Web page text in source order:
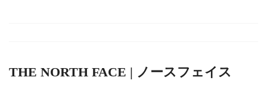
THE NORTH FACE | ノースフェイス